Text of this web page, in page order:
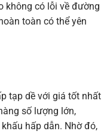
không có lỗi về đường
toàn có thể yên
tạp dề với giá tốt nhất
số lượng lớn,
hấp dẫn. Nhờ đó,